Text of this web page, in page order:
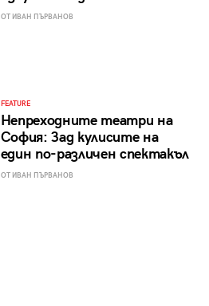
ОТ ИВАН ПЪРВАНОВ
FEATURE
Непреходните театри на
София: Зад кулисите на
един по-различен спектакъл
ОТ ИВАН ПЪРВАНОВ